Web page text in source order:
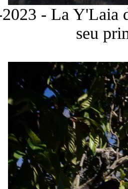
- La Y'Laia
seu